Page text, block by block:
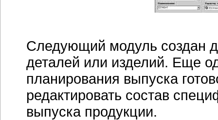
Следующий модуль создан
деталей или изделий. Еще
планирования выпуска
редактировать состав
выпуска продукции.